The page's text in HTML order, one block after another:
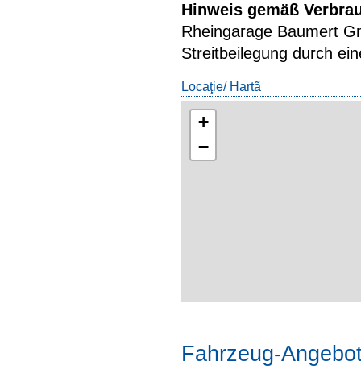
Hinweis gemäß
Rheingarage Baumert
Streitbeilegung durch
Locaţie/ Hartã
+
−
Fahrzeug-